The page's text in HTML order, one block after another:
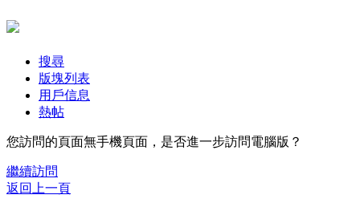
搜尋
版塊列表
用戶信息
熱帖
您訪問的頁面無手機頁面，是否進一步訪問電腦版？
繼續訪問
返回上一頁